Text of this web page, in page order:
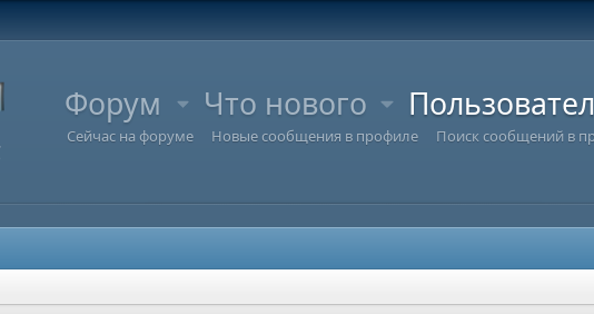
Форум Что нового
Сейчас на форуме Новые сообщения в профиле Поиск сообщений в